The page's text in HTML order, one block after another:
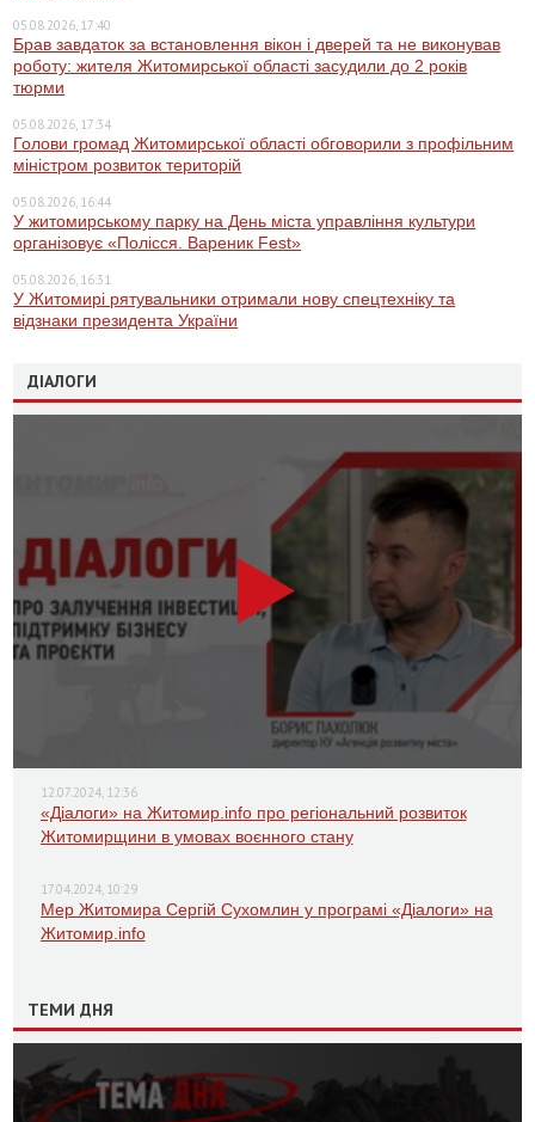
05.08.2026, 17:40
Брав завдаток за встановлення вікон і дверей та не виконував
роботу: жителя Житомирської області засудили до 2 років
тюрми
05.08.2026, 17:34
Голови громад Житомирської області обговорили з профільним
міністром розвиток територій
05.08.2026, 16:44
У житомирському парку на День міста управління культури
організовує «Полісся. Вареник Fest»
05.08.2026, 16:31
У Житомирі рятувальники отримали нову спецтехніку та
відзнаки президента України
ДІАЛОГИ
12.07.2024, 12:36
«Діалоги» на Житомир.info про регіональний розвиток
Житомирщини в умовах воєнного стану
17.04.2024, 10:29
Мер Житомира Сергій Сухомлин у програмі «Діалоги» на
Житомир.info
ТЕМИ ДНЯ